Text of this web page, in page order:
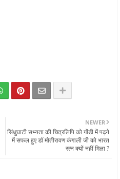
NEWER
सिंधुघाटी सभ्यता की चित्रलिपि को गोंडी में पढ़ने
में सफल हुए डॉ मोतीरावण कंगाली जी को भारत
रत्न क्यों नहीं मिला ?